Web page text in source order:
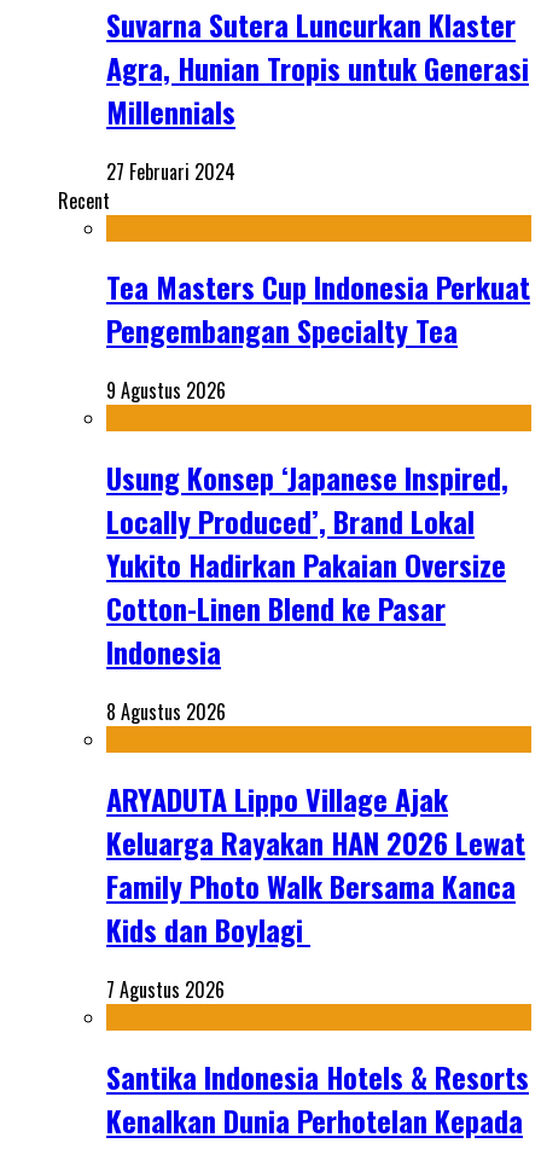
Suvarna Sutera Luncurkan Klaster
Agra, Hunian Tropis untuk Generasi
Millennials
27 Februari 2024
Recent
Tea Masters Cup Indonesia Perkuat
Pengembangan Specialty Tea
9 Agustus 2026
Usung Konsep ‘Japanese Inspired,
Locally Produced’, Brand Lokal
Yukito Hadirkan Pakaian Oversize
Cotton-Linen Blend ke Pasar
Indonesia
8 Agustus 2026
ARYADUTA Lippo Village Ajak
Keluarga Rayakan HAN 2026 Lewat
Family Photo Walk Bersama Kanca
Kids dan Boylagi
7 Agustus 2026
Santika Indonesia Hotels & Resorts
Kenalkan Dunia Perhotelan Kepada